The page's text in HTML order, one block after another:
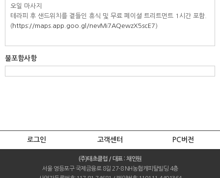
오일 마사지
테라피 후 샌드위치를 곁들인 휴식 및 무료 페이셜 트리트먼트 1시간 포함.
(https://maps.app.goo.gl/nevMi7AQewzX5scE7)
불포함사항
로그인 고객센터 PC버전
(주)태초클럽 / 대표 : 채인원
서울 영등포구 국제금융로 8길 27-8 NH농협캐피탈빌딩 4층